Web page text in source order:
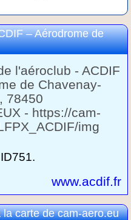
– Aérodrome de
l'aéroclub - ACDIF
de Chavenay-
78450
- https://cam-
img
www.acdif.fr
carte de cam-aero.eu